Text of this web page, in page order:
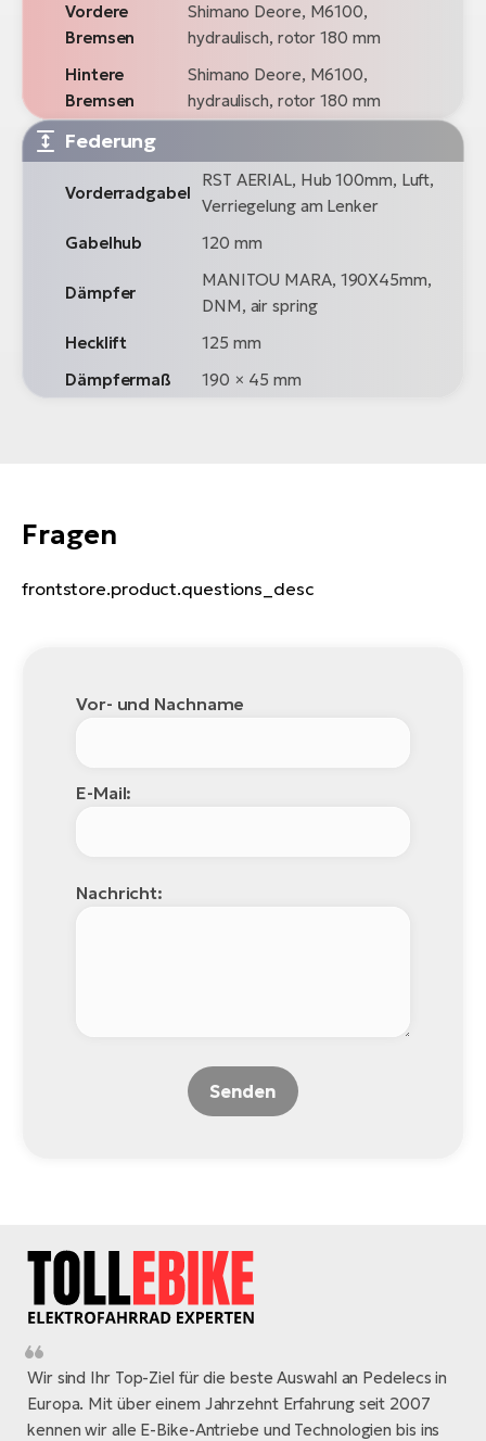
Vordere
Bremsen
Shimano Deore, M6100,
hydraulisch, rotor 180 mm
Hintere
Bremsen
Shimano Deore, M6100,
hydraulisch, rotor 180 mm
Federung
Vorderradgabel
RST AERIAL, Hub 100mm, Luft,
Verriegelung am Lenker
Gabelhub
120 mm
Dämpfer
MANITOU MARA, 190X45mm,
DNM, air spring
Hecklift
125 mm
Dämpfermaß
190 × 45 mm
Fragen
frontstore.product.questions_desc
Vor- und Nachname
E-Mail:
Nachricht:
Senden
Wir sind Ihr Top-Ziel für die beste Auswahl an Pedelecs in
Europa. Mit über einem Jahrzehnt Erfahrung seit 2007
kennen wir alle E-Bike-Antriebe und Technologien bis ins